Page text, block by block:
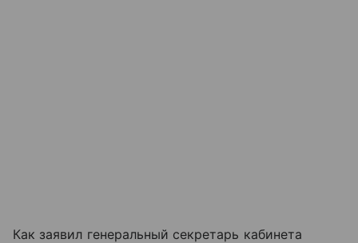
Как заявил генеральный секретарь кабинета